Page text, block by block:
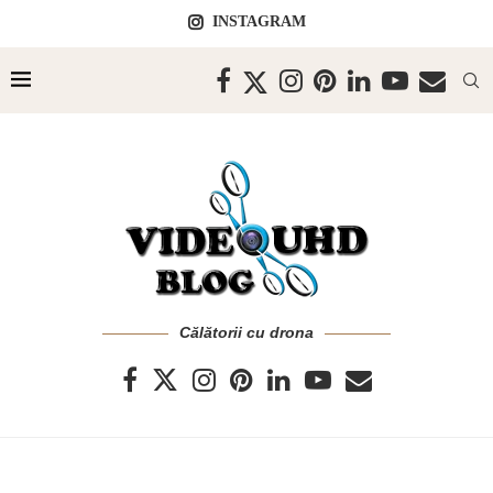
INSTAGRAM
Călătorii cu drona